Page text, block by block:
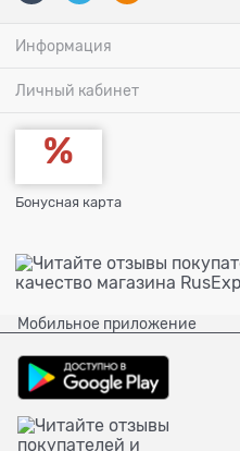
Информация
Личный кабинет
Бонусная карта
Мобильное приложение